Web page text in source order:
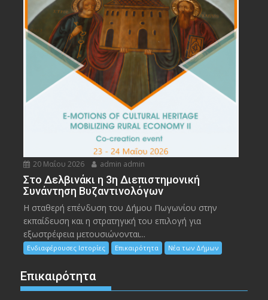
20 Μαΐου 2026 admin admin
Στο Δελβινάκι η 3η Διεπιστημονική
Συνάντηση Βυζαντινολόγων
Η σταθερή επένδυση του Δήμου Πωγωνίου στην
εκπαίδευση και η στρατηγική του επιλογή για
εξωστρέφεια μετουσιώνονται...
Ενδιαφέρουσες Ιστορίες Επικαιρότητα Νέα των Δήμων
Επικαιρότητα